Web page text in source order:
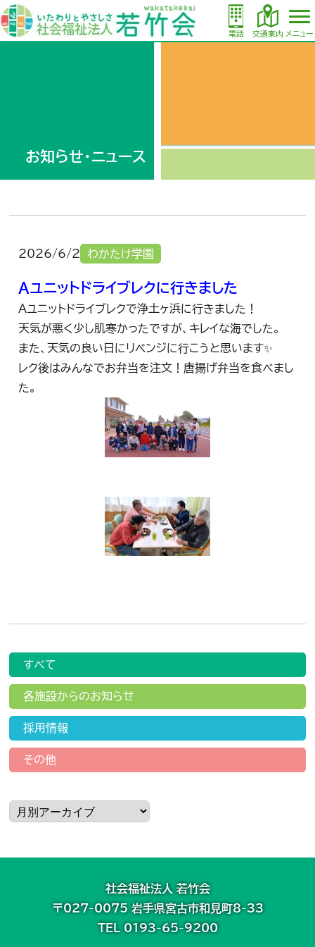
電話 交通案内 メニュー
お知らせ・ニュース
2026/6/2 わかたけ学園
Aユニットドライブレクに行きました
Aユニットドライブレクで浄土ヶ浜に行きました！
天気が悪く少し肌寒かったですが、キレイな海でした。
また、天気の良い日にリベンジに行こうと思います✨
レク後はみんなでお弁当を注文！唐揚げ弁当を食べまし
た。
すべて
各施設からのお知らせ
採用情報
その他
社会福祉法人 若竹会
〒027-0075 岩手県宮古市和見町8-33
TEL 0193-65-9200